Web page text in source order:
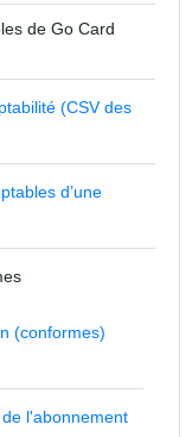
de Go Card
(CSV des
d’une
(conformes)
l'abonnement